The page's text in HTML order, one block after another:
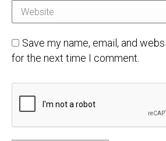
Website
Save my name, email, and
for the next time I comment.